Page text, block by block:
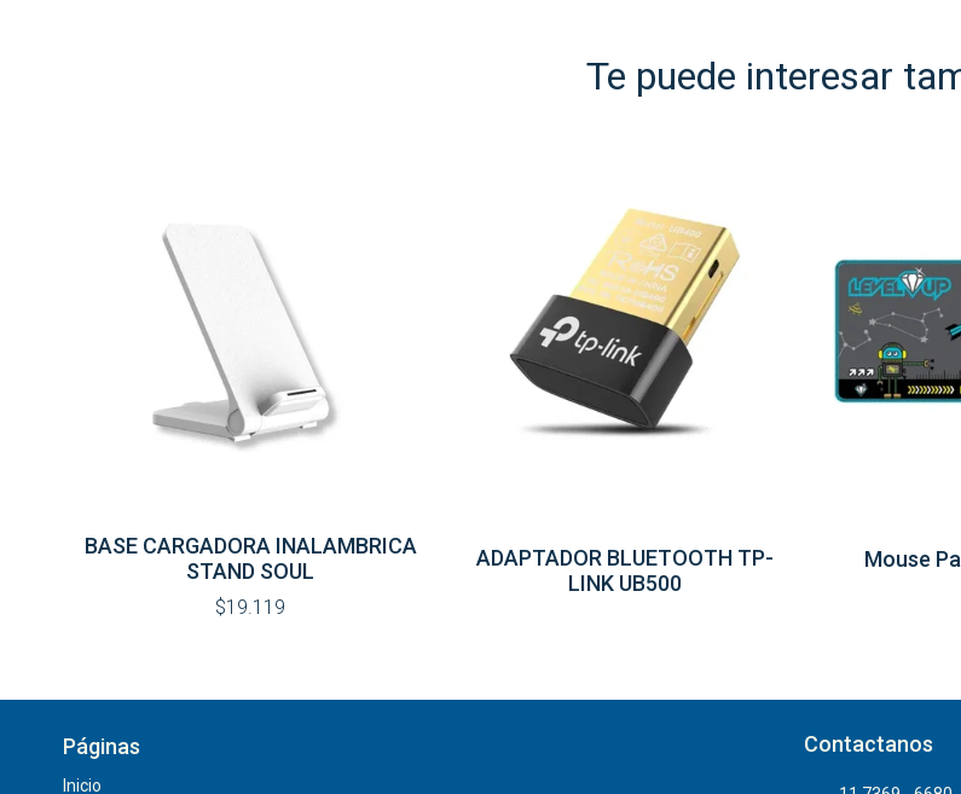
Te puede interesar
BASE CARGADORA INALAMBRICA
STAND SOUL
$19.119
ADAPTADOR BLUETOOTH TP-
LINK UB500
Mouse
Páginas
Inicio
Contactanos